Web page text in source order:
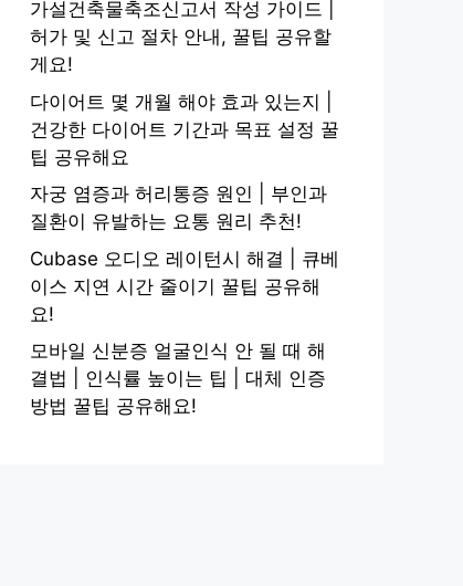
가설건축물축조신고서 작성 가이드 |
허가 및 신고 절차 안내, 꿀팁 공유할
게요!
다이어트 몇 개월 해야 효과 있는지 |
건강한 다이어트 기간과 목표 설정 꿀
팁 공유해요
자궁 염증과 허리통증 원인 | 부인과
질환이 유발하는 요통 원리 추천!
Cubase 오디오 레이턴시 해결 | 큐베
이스 지연 시간 줄이기 꿀팁 공유해
요!
모바일 신분증 얼굴인식 안 될 때 해
결법 | 인식률 높이는 팁 | 대체 인증
방법 꿀팁 공유해요!